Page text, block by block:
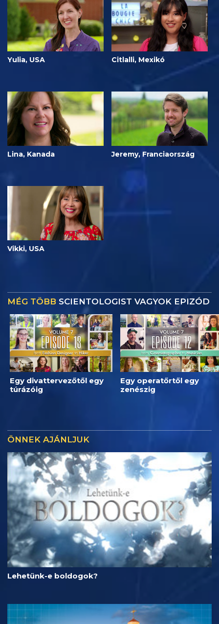
Yulia, USA Citlalli, Mexikó
Lina, Kanada Jeremy, Franciaország
Vikki, USA
MÉG TÖBB SCIENTOLOGIST VAGYOK EPIZÓD
Egy divattervezőtől egy
túrázóig
Egy operatőrtől egy
zenészig
ÖNNEK AJÁNLJUK
Lehetünk-e boldogok?